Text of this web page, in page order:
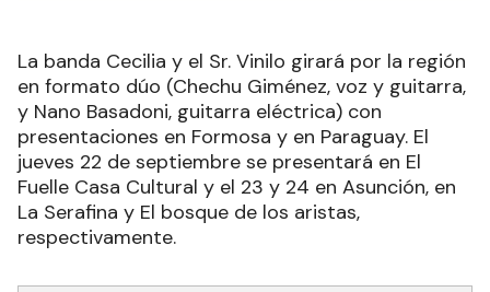
La banda Cecilia y el Sr. Vinilo girará por la región
en formato dúo (Chechu Giménez, voz y guitarra,
y Nano Basadoni, guitarra eléctrica) con
presentaciones en Formosa y en Paraguay. El
jueves 22 de septiembre se presentará en El
Fuelle Casa Cultural y el 23 y 24 en Asunción, en
La Serafina y El bosque de los aristas,
respectivamente.